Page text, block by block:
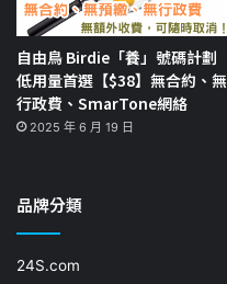
自由鳥 Birdie「養」號碼計劃
低用量首選【$38】無合約、無
行政費、SmarTone網絡
2025 年 6 月 19 日
品牌分類
24S.com